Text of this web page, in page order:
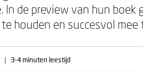
In de preview van hun
houden en succesvol mee
| 3-4 minuten leestijd